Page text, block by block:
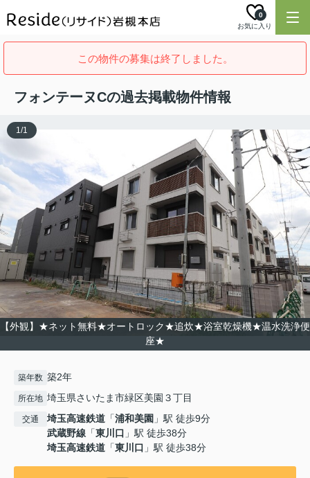
お気に入り
0
この物件の募集は終了しました。
フォンテーヌCの過去掲載物件情報
【外観】★ネット無料★オートロック★追炊★浴室乾燥機★温水洗浄便
座★
1/1
築年数 築2年
所在地 埼玉県さいたま市緑区美園３丁目
交通 埼玉高速鉄道 「浦和美園 」駅 徒歩9分
武蔵野線 「東川口 」駅 徒歩38分
埼玉高速鉄道 「東川口 」駅 徒歩38分